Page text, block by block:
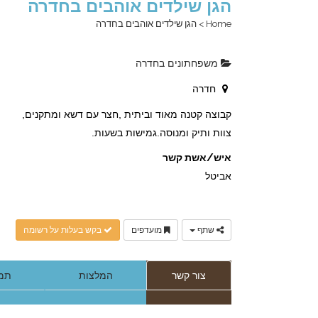
הגן שילדים אוהבים בחדרה
Home
> הגן שילדים אוהבים בחדרה
משפחתונים בחדרה
חדרה
קבוצה קטנה מאוד וביתית ,חצר עם דשא ומתקנים,
צוות ותיק ומנוסה.גמישות בשעות.
איש/אשת קשר
אביטל
שתף מועדפים בקש בעלות על רשומה
צור קשר המלצות